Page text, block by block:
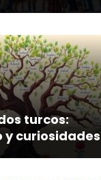
turcos:
y curiosidades